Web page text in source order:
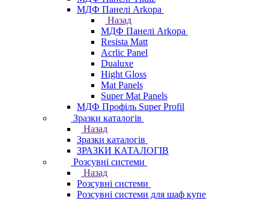
МДФ Панелі Arkopa
Назад
МДФ Панелі Arkopa
Resista Matt
Acrlic Panel
Dualuxe
Hight Gloss
Mat Panels
Super Mat Panels
МДФ Профіль Super Profil
Зразки каталогів
Назад
Зразки каталогів
ЗРАЗКИ КАТАЛОГІВ
Розсувні системи
Назад
Розсувні системи
Розсувні системи для шаф купе